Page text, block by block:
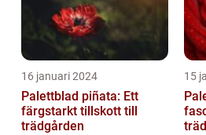
16 januari 2024
Palettblad piñata: Ett
färgstarkt tillskott till
trädgården
15